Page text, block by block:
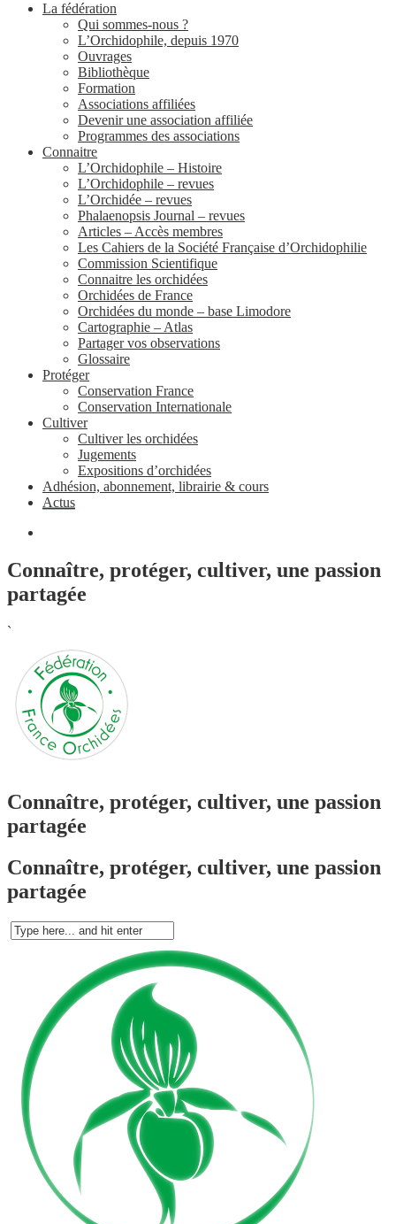
La fédération
Qui sommes-nous ?
L’Orchidophile, depuis 1970
Ouvrages
Bibliothèque
Formation
Associations affiliées
Devenir une association affiliée
Programmes des associations
Connaitre
L’Orchidophile – Histoire
L’Orchidophile – revues
L’Orchidée – revues
Phalaenopsis Journal – revues
Articles – Accès membres
Les Cahiers de la Société Française d’Orchidophilie
Commission Scientifique
Connaitre les orchidées
Orchidées de France
Orchidées du monde – base Limodore
Cartographie – Atlas
Partager vos observations
Glossaire
Protéger
Conservation France
Conservation Internationale
Cultiver
Cultiver les orchidées
Jugements
Expositions d’orchidées
Adhésion, abonnement, librairie & cours
Actus
Connaître, protéger, cultiver, une passion
partagée
`
Connaître, protéger, cultiver, une passion
partagée
Connaître, protéger, cultiver, une passion
partagée